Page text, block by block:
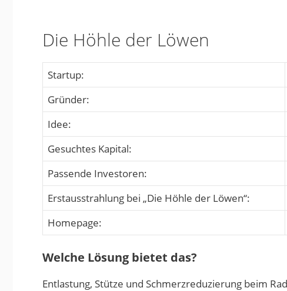
Die Höhle der Löwen
Startup:
Gründer:
Idee:
Gesuchtes Kapital:
Passende Investoren:
Erstausstrahlung bei „Die Höhle der Löwen“:
Homepage:
Welche Lösung bietet das?
Entlastung, Stütze und Schmerzreduzierung beim